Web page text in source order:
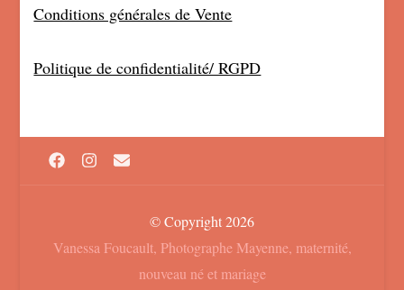
Conditions générales de Vente
Politique de confidentialité/ RGPD
© Copyright 2026
Vanessa Foucault, Photographe Mayenne, maternité,
nouveau né et mariage